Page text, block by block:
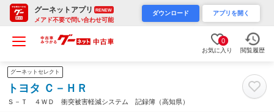
グーネットアプリ RENEW
メアド不要で問い合わせ可能
ダウンロード アプリを開く
0
お気に入り 閲覧履歴
グーネットセレクト
トヨタ Ｃ－ＨＲ
Ｓ－Ｔ ４ＷＤ 衝突被害軽減システム 記録簿（高知県）